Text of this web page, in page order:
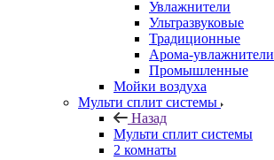
Увлажнители
Ультразвуковые
Традиционные
Арома-увлажнители
Промышленные
Мойки воздуха
Мульти сплит системы
Назад
Мульти сплит системы
2 комнаты